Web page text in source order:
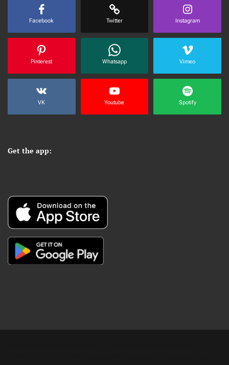
Facebook Twitter Instagram
Pinterest Whatsapp Vimeo
VK Youtube Spotify
Get the app: